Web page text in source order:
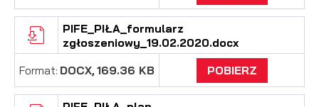
PIFE_PIŁA_formularz
zgłoszeniowy_19.02.2020.docx
Format: DOCX,169.36 KB POBIERZ